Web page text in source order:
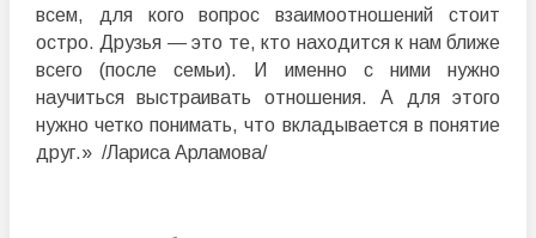
всем, для кого вопрос взаимоотношений стоит
остро. Друзья — это те, кто находится к нам ближе
всего (после семьи). И именно с ними нужно
научиться выстраивать отношения. А для этого
нужно четко понимать, что вкладывается в понятие
друг.» /Лариса Арламова/